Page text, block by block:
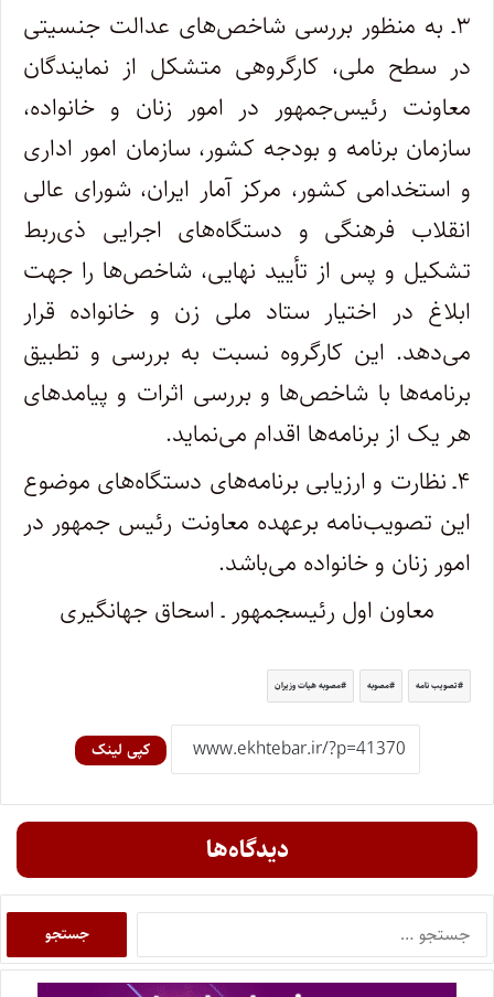
۳ـ به منظور بررسی شاخص‌های عدالت جنسیتی
در سطح ملی، کارگروهی متشکل از نمایندگان
معاونت رئیس‌جمهور در امور زنان و خانواده،
سازمان برنامه و بودجه کشور، سازمان امور اداری
و استخدامی کشور، مرکز آمار ایران، شورای عالی
انقلاب فرهنگی و دستگاه‌های اجرایی ذی‌ربط
تشکیل و پس از تأیید نهایی، شاخص‌ها را جهت
ابلاغ در اختیار ستاد ملی زن و خانواده قرار
می‌دهد. این کارگروه نسبت به بررسی و تطبیق
برنامه‌ها با شاخص‌ها و بررسی اثرات و پیامدهای
هر یک از برنامه‌ها اقدام می‌نماید.
۴ـ نظارت و ارزیابی برنامه‌های دستگاه‌های موضوع
این تصویب‌نامه برعهده معاونت رئیس جمهور در
امور زنان و خانواده می‌باشد.
معاون اول رئیس‎جمهور ـ اسحاق جهانگیری
تصویب نامه مصوبه مصوبه هیات وزیران
کپی لینک
دیدگاه‌ها